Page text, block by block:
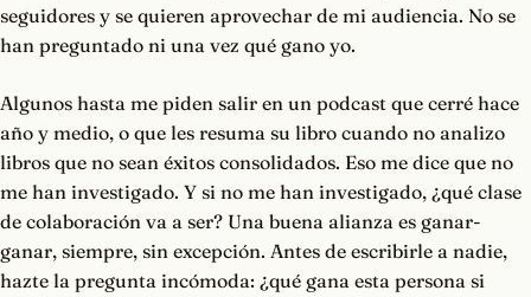
seguidores y se quieren aprovechar de mi audiencia. No se
han preguntado ni una vez qué gano yo.
Algunos hasta me piden salir en un podcast que cerré hace
año y medio, o que les resuma su libro cuando no analizo
libros que no sean éxitos consolidados. Eso me dice que no
me han investigado. Y si no me han investigado, ¿qué clase
de colaboración va a ser? Una buena alianza es ganar-
ganar, siempre, sin excepción. Antes de escribirle a nadie,
hazte la pregunta incómoda: ¿qué gana esta persona si